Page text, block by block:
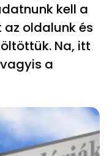
kell a
az oldalunk és
Na, itt
a